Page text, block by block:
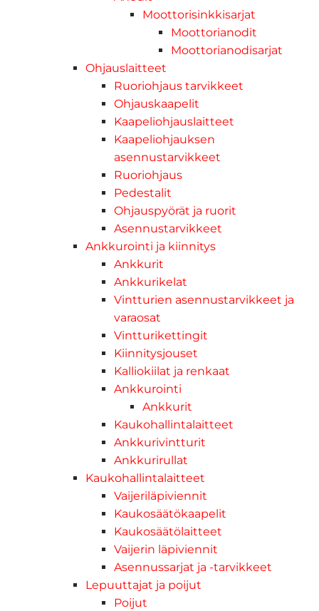
Moottorisinkkisarjat
Moottorianodit
Moottorianodisarjat
Ohjauslaitteet
Ruoriohjaus tarvikkeet
Ohjauskaapelit
Kaapeliohjauslaitteet
Kaapeliohjauksen
asennustarvikkeet
Ruoriohjaus
Pedestalit
Ohjauspyörät ja ruorit
Asennustarvikkeet
Ankkurointi ja kiinnitys
Ankkurit
Ankkurikelat
Vintturien asennustarvikkeet ja
varaosat
Vintturikettingit
Kiinnitysjouset
Kalliokiilat ja renkaat
Ankkurointi
Ankkurit
Kaukohallintalaitteet
Ankkurivintturit
Ankkurirullat
Kaukohallintalaitteet
Vaijeriläpiviennit
Kaukosäätökaapelit
Kaukosäätölaitteet
Vaijerin läpiviennit
Asennussarjat ja -tarvikkeet
Lepuuttajat ja poijut
Poijut